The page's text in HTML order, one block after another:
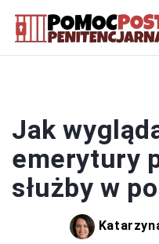
Jak
emerytury
służby w